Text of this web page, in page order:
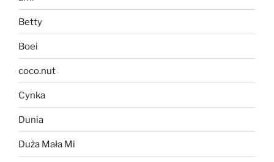
Betty
Boei
coco.nut
Cynka
Dunia
Duża Mała Mi